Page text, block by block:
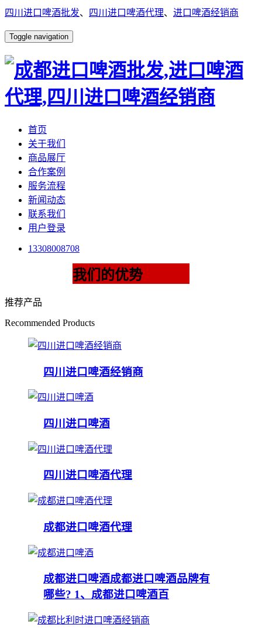
四川进口啤酒批发、 四川进口啤酒代理、 进口啤酒经销商
Toggle navigation
首页
关于我们
商品展厅
合作案例
服务流程
新闻动态
联系我们
用户登录
13308008708
我们的优势
推荐产品
Recommended Products
四川进口啤酒经销商
四川进口啤酒
四川进口啤酒代理
成都进口啤酒代理
成都进口啤酒成都进口啤酒品牌有
哪些? 1、成都进口啤酒百